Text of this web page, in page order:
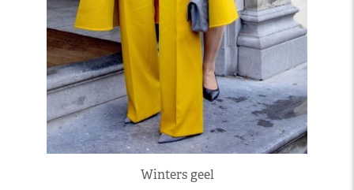
Winters geel